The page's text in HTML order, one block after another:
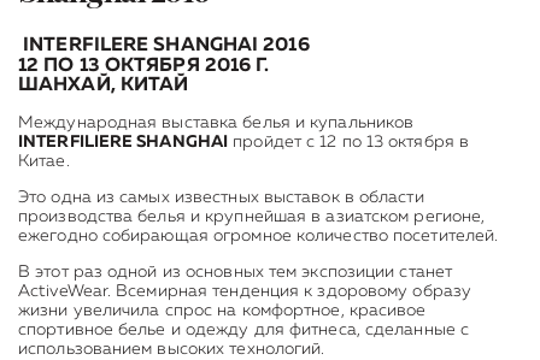
INTERFILERE SHANGHAI 2016
12 ПО 13 ОКТЯБРЯ 2016 Г.
ШАНХАЙ, КИТАЙ
Международная выставка белья и купальников
INTERFILIERE SHANGHAI пройдет с 12 по 13 октября в
Китае.
Это одна из самых известных выставок в области
производства белья и крупнейшая в азиатском регионе,
ежегодно собирающая огромное количество посетителей.
В этот раз одной из основных тем экспозиции станет
ActiveWear. Всемирная тенденция к здоровому образу
жизни увеличила спрос на комфортное, красивое
спортивное белье и одежду для фитнеса, сделанные с
использованием высоких технологий.